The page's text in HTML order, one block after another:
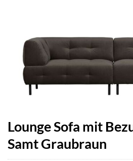
Lounge Sofa mit
Samt Graubraun